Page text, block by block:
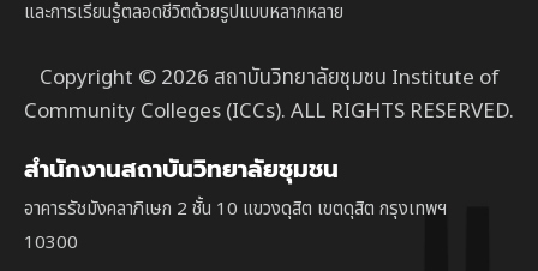
และการเรียนรู้ตลอดชีวิตด้วยรูปแบบหลากหลาย
Copyright © 2026 สถาบันวิทยาลัยชุมชน Institute of
Community Colleges (ICCs). ALL RIGHTS RESERVED.
สำนักงานสถาบันวิทยาลัยชุมชน
อาคารรัชมังคลาภิเษก 2 ชั้น 10 แขวงดุสิต เขตดุสิต กรุงเทพฯ
10300